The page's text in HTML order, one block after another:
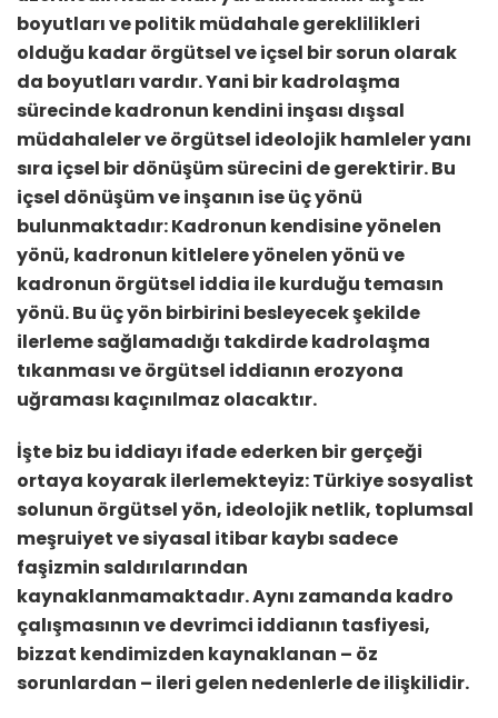
boyutları ve politik müdahale gereklilikleri
olduğu kadar örgütsel ve içsel bir sorun olarak
da boyutları vardır. Yani bir kadrolaşma
sürecinde kadronun kendini inşası dışsal
müdahaleler ve örgütsel ideolojik hamleler yanı
sıra içsel bir dönüşüm sürecini de gerektirir. Bu
içsel dönüşüm ve inşanın ise üç yönü
bulunmaktadır: Kadronun kendisine yönelen
yönü, kadronun kitlelere yönelen yönü ve
kadronun örgütsel iddia ile kurduğu temasın
yönü. Bu üç yön birbirini besleyecek şekilde
ilerleme sağlamadığı takdirde kadrolaşma
tıkanması ve örgütsel iddianın erozyona
uğraması kaçınılmaz olacaktır.
İşte biz bu iddiayı ifade ederken bir gerçeği
ortaya koyarak ilerlemekteyiz: Türkiye sosyalist
solunun örgütsel yön, ideolojik netlik, toplumsal
meşruiyet ve siyasal itibar kaybı sadece
faşizmin saldırılarından
kaynaklanmamaktadır. Aynı zamanda kadro
çalışmasının ve devrimci iddianın tasfiyesi,
bizzat kendimizden kaynaklanan – öz
sorunlardan – ileri gelen nedenlerle de ilişkilidir.